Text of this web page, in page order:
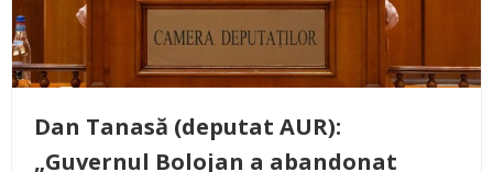
Dan Tanasă (deputat AUR):
„Guvernul Bolojan a abandonat